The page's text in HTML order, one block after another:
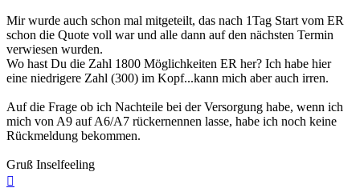
Mir wurde auch schon mal mitgeteilt, das nach 1Tag Start vom ER
schon die Quote voll war und alle dann auf den nächsten Termin
verwiesen wurden.
Wo hast Du die Zahl 1800 Möglichkeiten ER her? Ich habe hier
eine niedrigere Zahl (300) im Kopf...kann mich aber auch irren.
Auf die Frage ob ich Nachteile bei der Versorgung habe, wenn ich
mich von A9 auf A6/A7 rückernennen lasse, habe ich noch keine
Rückmeldung bekommen.
Gruß Inselfeeling